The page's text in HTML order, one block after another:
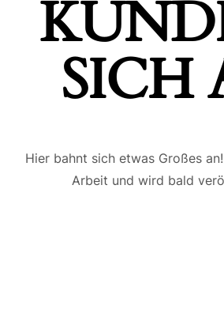
ICH
Hier bahnt sich etwas Großes
Arbeit und wird bald